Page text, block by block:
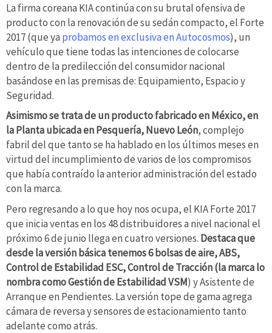
La firma coreana KIA continúa con su brutal ofensiva de
producto con la renovación de su sedán compacto, el Forte
2017 (que ya probamos en exclusiva en Autocosmos), un
vehículo que tiene todas las intenciones de colocarse
dentro de la predilección del consumidor nacional
basándose en las premisas de: Equipamiento, Espacio y
Seguridad.
Asimismo se trata de un producto fabricado en México, en
la Planta ubicada en Pesquería, Nuevo León, complejo
fabril del que tanto se ha hablado en los últimos meses en
virtud del incumplimiento de varios de los compromisos
que había contraído la anterior administración del estado
con la marca.
Pero regresando a lo que hoy nos ocupa, el KIA Forte 2017
que inicia ventas en los 48 distribuidores a nivel nacional el
próximo 6 de junio llega en cuatro versiones. Destaca que
desde la versión básica tenemos 6 bolsas de aire, ABS,
Control de Estabilidad ESC, Control de Tracción (la marca lo
nombra como Gestión de Estabilidad VSM) y Asistente de
Arranque en Pendientes. La versión tope de gama agrega
cámara de reversa y sensores de estacionamiento tanto
adelante como atrás.